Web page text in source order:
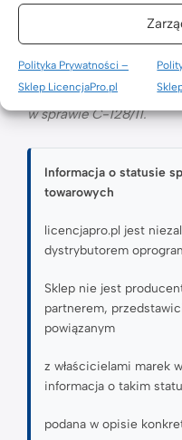
Polityka Prywatności –
Sklep LicencjaPro.pl
Proces instalacji i
instalacji wysyłanej na
Produkt sprzedawany
2009/24/WE oraz
w sprawie C-128/11.
Informacja o statusie
towarowych
licencjapro.pl jest
dystrybutorem
Sklep nie jest
partnerem,
powiązanym
z właścicielami marek
informacja o takim
podana w opisie